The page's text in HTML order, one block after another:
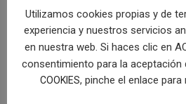
Utilizamos cookies propias y de
experiencia y nuestros servicios
en nuestra web. Si haces clic en
consentimiento para la aceptación
COOKIES, pinche el enlace